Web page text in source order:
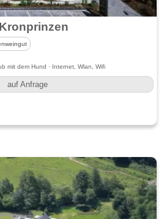
mit dem Hund · Internet, Wlan, Wifi
auf Anfrage